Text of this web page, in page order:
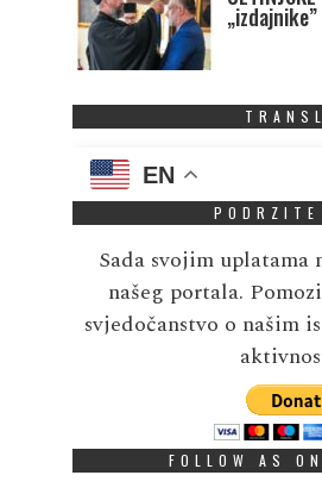
EN
PODRZITE
Sada svojim
našeg portala.
svjedočanstvo o našim
FOLLOW AS